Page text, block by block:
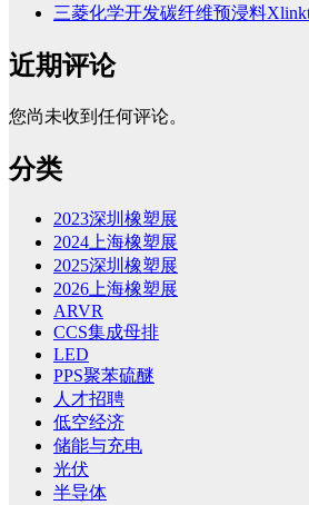
三菱化学开发碳纤维预浸料
近期评论
您尚未收到任何评论。
分类
2023深圳橡塑展
2024上海橡塑展
2025深圳橡塑展
2026上海橡塑展
ARVR
CCS集成母排
LED
PPS聚苯硫醚
人才招聘
低空经济
储能与充电
光伏
半导体